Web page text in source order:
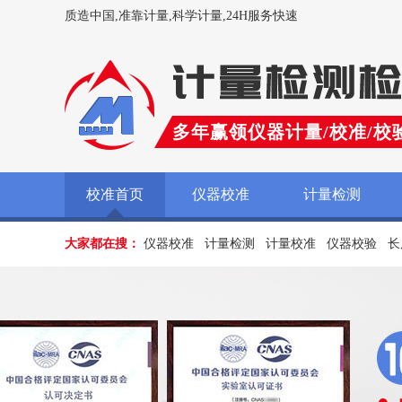
质造中国,准靠计量,科学计量,24H服务快速
多年赢领仪器计量/校准/校
校准首页 仪器校准 计量检测
大家都在搜： 仪器校准 计量检测 计量校准 仪器校验